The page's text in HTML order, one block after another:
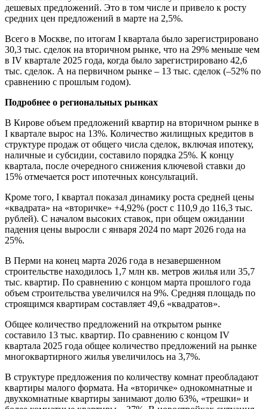
дешевых предложений. Это в том числе и привело к росту
средних цен предложений в марте на 2,5%.
Всего в Москве, по итогам I квартала было зарегистрировано
30,3 тыс. сделок на вторичном рынке, что на 29% меньше чем
в IV квартале 2025 года, когда было зарегистрировано 42,6
тыс. сделок. А на первичном рынке – 13 тыс. сделок (–52% по
сравнению с прошлым годом).
Подробнее о региональных рынках
В Кирове объем предложений квартир на вторичном рынке в
I квартале вырос на 13%. Количество жилищных кредитов в
структуре продаж от общего числа сделок, включая ипотеку,
наличные и субсидии, составило порядка 25%. К концу
квартала, после очередного снижения ключевой ставки до
15% отмечается рост ипотечных консультаций.
Кроме того, I квартал показал динамику роста средней цены
«квадрата» на «вторичке» +4,92% (рост с 110,9 до 116,3 тыс.
рублей). С началом высоких ставок, при общем ожидании
падения цены выросли с января 2024 по март 2026 года на
25%.
В Перми на конец марта 2026 года в незавершенном
строительстве находилось 1,7 млн кв. метров жилья или 35,7
тыс. квартир. По сравнению с концом марта прошлого года
объем строительства увеличился на 9%. Средняя площадь по
строящимся квартирам составляет 49,6 «квадратов».
Общее количество предложений на открытом рынке
составило 13 тыс. квартир. По сравнению с концом IV
квартала 2025 года общее количество предложений на рынке
многоквартирного жилья увеличилось на 3,7%.
В структуре предложения по количеству комнат преобладают
квартиры малого формата. На «вторичке» однокомнатные и
двухкомнатные квартиры занимают долю 63%, «трешки» и